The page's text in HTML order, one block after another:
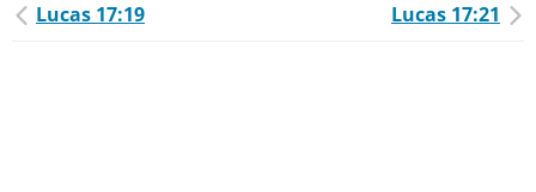
Lucas 17:19 Lucas 17:21